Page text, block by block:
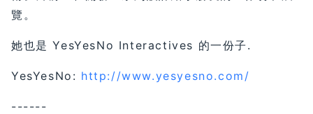
覽。
她也是 YesYesNo Interactives 的一份子.
YesYesNo: http://www.yesyesno.com/
------